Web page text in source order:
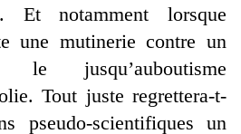
Et notamment lorsque
une mutinerie contre un
jusqu’auboutisme
Tout juste regrettera-t-
pseudo-scientifiques un